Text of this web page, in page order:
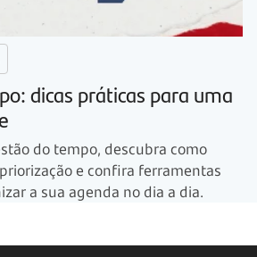
dicas práticas para uma
do tempo, descubra como
e confira ferramentas
a sua agenda no dia a dia.